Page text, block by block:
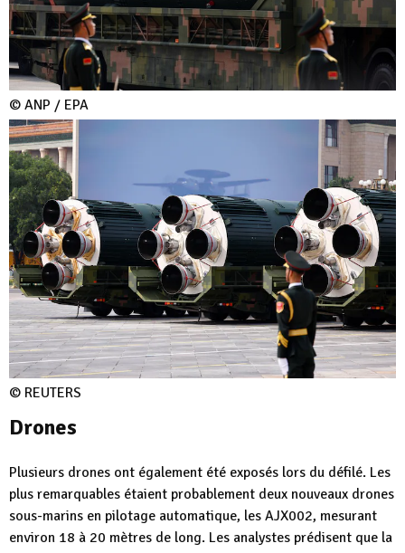
© ANP / EPA
© REUTERS
Drones
Plusieurs drones ont également été exposés lors du défilé. Les
plus remarquables étaient probablement deux nouveaux drones
sous-marins en pilotage automatique, les AJX002, mesurant
environ 18 à 20 mètres de long. Les analystes prédisent que la